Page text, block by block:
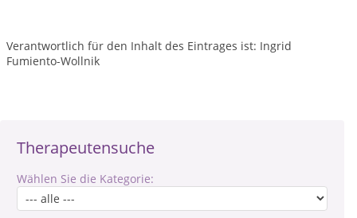
Therapeutensuche
Wählen Sie die Kategorie:
Verantwortlich für den Inhalt des Eintrages ist: Ingrid
Fumiento-Wollnik